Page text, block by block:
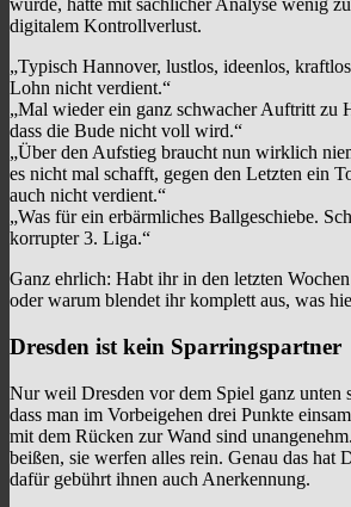
wurde, hatte mit sachlicher Analyse wenig
digitalem Kontrollverlust.
„Typisch Hannover, lustlos, ideenlos,
Lohn nicht verdient.“
„Mal wieder ein ganz schwacher Auftritt zu
dass die Bude nicht voll wird.“
„Über den Aufstieg braucht nun wirklich
es nicht mal schafft, gegen den Letzten ein
auch nicht verdient.“
„Was für ein erbärmliches Ballgeschiebe.
korrupter 3. Liga.“
Ganz ehrlich: Habt ihr in den letzten
oder warum blendet ihr komplett aus, was
Dresden ist kein Sparringspartner
Nur weil Dresden vor dem Spiel ganz unten
dass man im Vorbeigehen drei Punkte
mit dem Rücken zur Wand sind
beißen, sie werfen alles rein. Genau das hat
dafür gebührt ihnen auch Anerkennung.